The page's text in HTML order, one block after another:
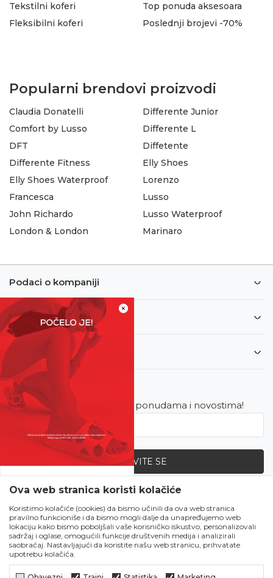
×
SVE UPOLA CIJENE!
Čekanju je kraj!
Počela je omiljena
ljetna akcija u Obući
Metro!
SVE IZ LJETNE
KOLEKCIJE UPOLA
Tekstilni koferi
Fleksibilni koferi
Top ponuda aksesoara
Poslednji brojevi -70%
Popularni brendovi proizvodi
Claudia Donatelli
Comfort by Lusso
DFT
Differente Fitness
Differente Junior
Differente L
Diffetente
Elly Shoes
Elly Shoes Waterproof
Francesca
John Richardo
London & London
Lorenzo
Lusso
Lusso Waterproof
Marinaro
Podaci o kompaniji
Informacije
Korisnički servis
Newsletter
Budite u toku sa najnovijim ponudama i novostima!
PRIJAVITE SE
Zapratite nas
Ova web stranica koristi kolačiće
Koristimo kolačiće (cookies) da bismo učinili da ova web stranica
pravilno funkcioniše i da bismo mogli dalje da unapređujemo web
lokaciju kako bismo poboljšali vaše korisničko iskustvo, personalizovali
sadržaj i oglase, omogućili funkcije društvenih medija i analizirali
saobraćaj. Nastavljajući da koristite našu web stranicu, prihvatate
upotrebu kolačića.